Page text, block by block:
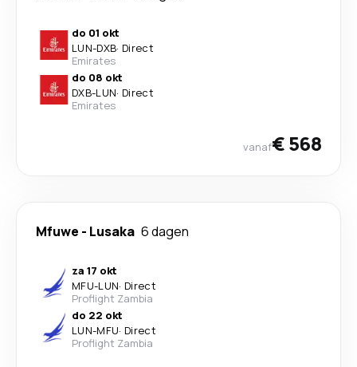
do 01 okt
LUN-DXB· Direct
Emirates
do 08 okt
DXB-LUN· Direct
Emirates
vanaf€ 568
Mfuwe - Lusaka 6 dagen
za 17 okt
MFU-LUN· Direct
Proflight Zambia
do 22 okt
LUN-MFU· Direct
Proflight Zambia